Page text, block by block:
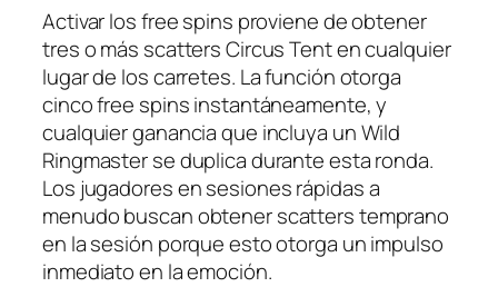
Activar los free spins proviene de obtener
tres o más scatters Circus Tent en cualquier
lugar de los carretes. La función otorga
cinco free spins instantáneamente, y
cualquier ganancia que incluya un Wild
Ringmaster se duplica durante esta ronda.
Los jugadores en sesiones rápidas a
menudo buscan obtener scatters temprano
en la sesión porque esto otorga un impulso
inmediato en la emoción.